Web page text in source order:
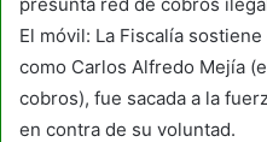
El móvil: La Fiscalía
como Carlos Alfredo Mejía
cobros), fue sacada a la
en contra de su voluntad.